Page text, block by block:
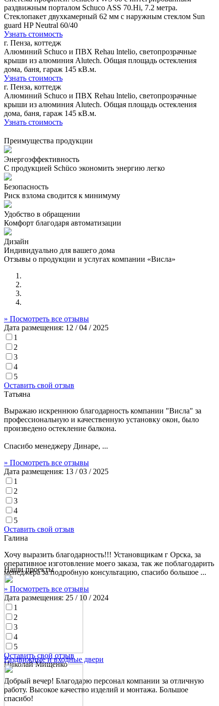
раздвижным порталом Schuco ASS 70.Hi, 7.2 метра.
Стеклопакет двухкамерный 62 мм с наружным стеклом Sun
guard HP Neutral 60/40
Узнать стоимость
г. Пенза, коттедж
Алюминий Schuco и ПВХ Rehau lntelio, светопрозрачные
крыши из алюминия Alutech. Общая площадь остекления
дома, баня, гараж 145 кВ.м.
Узнать стоимость
г. Пенза, коттедж
Алюминий Schuco и ПВХ Rehau lntelio, светопрозрачные
крыши из алюминия Alutech. Общая площадь остекления
дома, баня, гараж 145 кВ.м.
Узнать стоимость
Преимущества продукции
Энергоэффективность
С продукцией Schüco экономить энергию легко
Безопасность
Риск взлома сводится к минимуму
Удобство в обращении
Комфорт благодаря автоматизации
Дизайн
Индивидуально для вашего дома
Отзывы о продукции и услугах компании «Висла»
» Посмотреть все отзывы
Дата размещения: 12 / 04 / 2025
1
2
3
4
5
Оставить свой отзыв
Татьяна
Выражаю искреннюю благодарность компании "Висла" за
профессиональную и качественную установку окон, было
произведено остекление балкона.
Спасибо менеджеру Динаре, ...
» Посмотреть все отзывы
Дата размещения: 13 / 03 / 2025
1
2
3
4
5
Оставить свой отзыв
Галина
Хочу выразить благодарность!!! Установщикам г Орска, за
оперативное изготовление моего заказа, так же поблагодарить
менеджера за подробную консультацию, спасибо большое ...
» Посмотреть все отзывы
Дата размещения: 25 / 10 / 2024
1
2
3
4
5
Оставить свой отзыв
Николай Мищенко
Добрый вечер! Благодарю персонал компании за отличную
работу. Высокое качество изделий и монтажа. Большое
спасибо!
Наши проекты
Раздвижные и входные двери